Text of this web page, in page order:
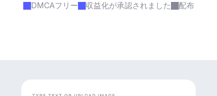
DMCAフリー
収益化が承認されました 配布